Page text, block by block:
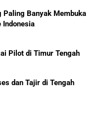
Banyak Membuka
Indonesia
Pilot di Timur Tengah
dan Tajir di Tengah